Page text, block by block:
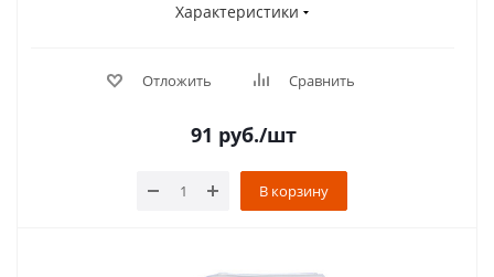
Характеристики
Отложить Сравнить
91 руб./шт
В корзину